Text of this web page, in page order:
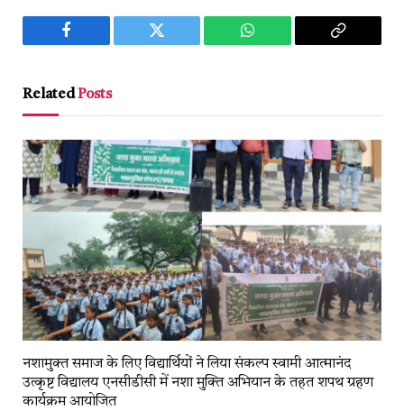
Facebook Twitter WhatsApp
Copy
RelatedPosts
नशामुक्त समाज के लिए विद्यार्थियों ने लिया संकल्प स्वामी आत्मानंद
उत्कृष्ट विद्यालय एनसीडीसी में नशा मुक्ति अभियान के तहत शपथ ग्रहण
कार्यक्रम आयोजित